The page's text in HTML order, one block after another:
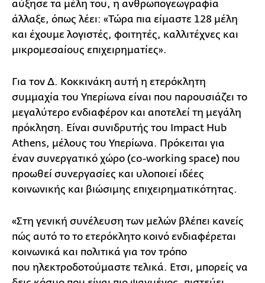
αύξησε τα μέλη του, η ανθρωπογεωγραφία
άλλαξε, όπως λέει: «Τώρα πια είμαστε 128 μέλη
και έχουμε λογιστές, φοιτητές, καλλιτέχνες και
μικρομεσαίους επιχειρηματίες».
Για τον Δ. Κοκκινάκη αυτή η ετερόκλητη
συμμαχία του Υπερίωνα είναι που παρουσιάζει το
μεγαλύτερο ενδιαφέρον και αποτελεί τη μεγάλη
πρόκληση. Είναι συνιδρυτής του Impact Hub
Athens, μέλους του Υπερίωνα. Πρόκειται για
έναν συνεργατικό χώρο (co-working space) που
προωθεί συνεργασίες και υλοποιεί ιδέες
κοινωνικής και βιώσιμης επιχειρηματικότητας.
«Στη γενική συνέλευση των μελών βλέπει κανείς
πώς αυτό το το ετερόκλητο κοινό ενδιαφέρεται
κοινωνικά και πολιτικά για τον τρόπο
που ηλεκτροδοτούμαστε τελικά. Ετσι, μπορείς να